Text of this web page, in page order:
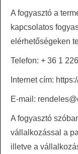
A fogyasztó a
kapcsolatos
elérhetőségeken
Telefon: + 36 1
Internet cím:
E-mail:
A fogyasztó
vállalkozással a
illetve a